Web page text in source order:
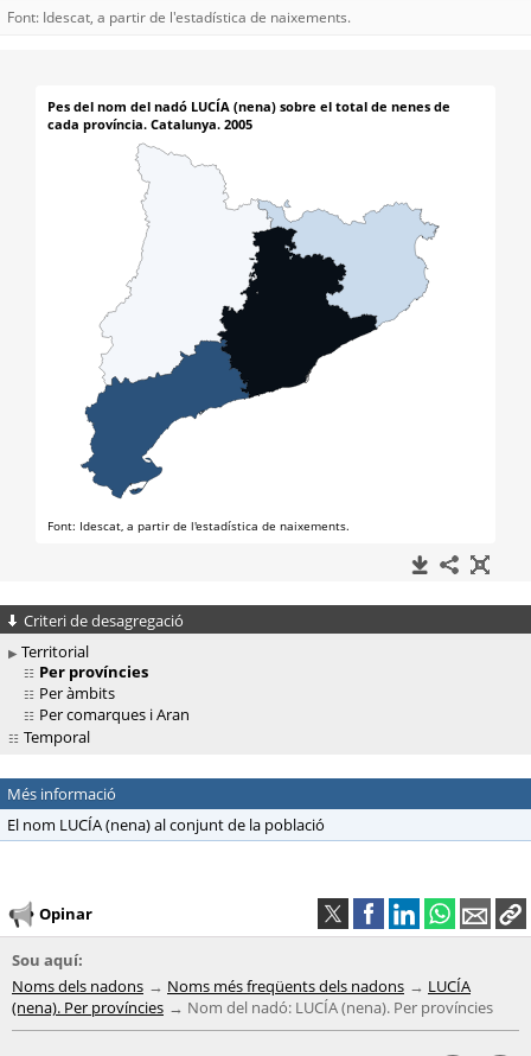
Font: Idescat, a partir de l'estadística de naixements.
Criteri de desagregació
Territorial
Per províncies
Per àmbits
Per comarques i Aran
Temporal
Més informació
El nom LUCÍA (nena) al conjunt de la població
Opinar
Sou aquí:
Noms dels nadons
Noms més freqüents dels nadons
LUCÍA
(nena). Per províncies
Nom del nadó: LUCÍA (nena). Per províncies